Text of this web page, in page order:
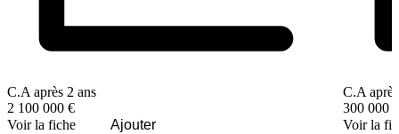
C.A après 2 ans
2 100 000 €
Voir la fiche
Ajouter
C.A
300 000 €
Voir la